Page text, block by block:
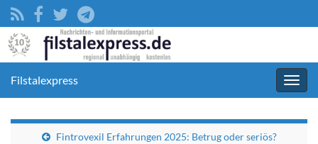
Filstalexpress
Fintrovexil Erfahrungen 2025: Betrug oder seriös?